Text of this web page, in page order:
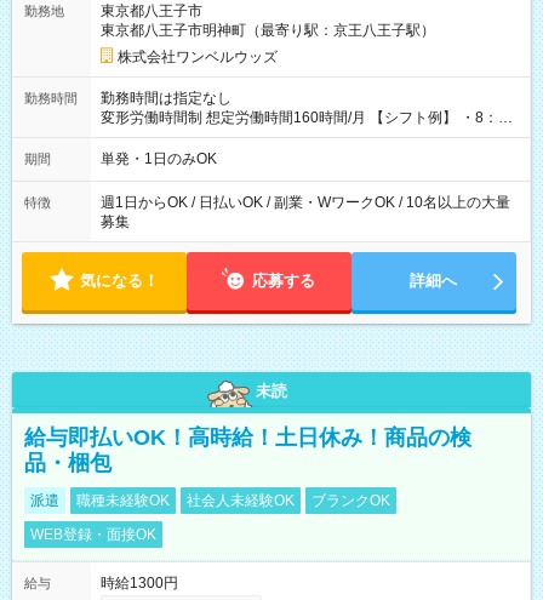
勤務地
東京都八王子市
東京都八王子市明神町（最寄り駅：京王八王子駅）
株式会社ワンベルウッズ
勤務時間
勤務時間は指定なし
変形労働時間制 想定労働時間160時間/月 【シフト例】 ・8：00
～21：00
期間 単発・1日のみOK
特徴
週1日からOK / 日払いOK / 副業・WワークOK / 10名以上の大量
募集
気になる！ 応募する 詳細へ
未読
給与即払いOK！高時給！土日休み！商品の検
品・梱包
派遣 職種未経験OK 社会人未経験OK
ブランクOK
WEB登録・面接OK
給与
時給1300円